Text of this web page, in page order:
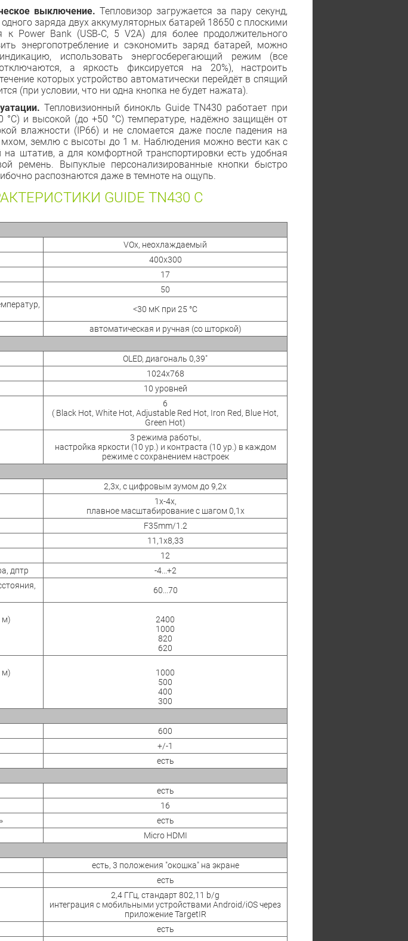
выключение. Тепловизор загружается за пару секунд,
заряда двух аккумуляторных батарей 18650 с плоскими
к Power Bank (USB-C, 5 V2A) для более продолжительного
энергопотребление и сэкономить заряд батарей, можно
использовать энергосберегающий режим (все
а яркость фиксируется на 20%), настроить
которых устройство автоматически перейдёт в спящий
(при условии, что ни одна кнопка не будет нажата).
Тепловизионный бинокль Guide TN430 работает при
°C) и высокой (до +50 °C) температуре, надёжно защищён от
влажности (IP66) и не сломается даже после падения на
землю с высоты до 1 м. Наблюдения можно вести как с
на штатив, а для комфортной транспортировки есть удобная
ремень. Выпуклые персонализированные кнопки быстро
распознаются даже в темноте на ощупь.
GUIDE TN430 С
VOx, неохлаждаемый
400x300
17
50
<30 мК при 25 °C
автоматическая и ручная (со шторкой)
OLED, диагональ 0,39"
1024x768
10 уровней
6
( Black Hot, White Hot, Adjustable Red Hot, Iron Red, Blue Hot,
Green Hot)
3 режима работы,
настройка яркости (10 ур.) и контраста (10 ур.) в каждом
режиме с сохранением настроек
2,3x, с цифровым зумом до 9,2x
1x-4x,
плавное масштабирование с шагом 0,1x
F35mm/1.2
11,1x8,33
12
дптр
-4...+2
60...70
м)
2400
1000
820
620
м)
1000
500
400
300
600
+/-1
есть
есть
16
есть
Micro HDMI
есть, 3 положения "окошка" на экране
есть
2,4 ГГц, стандарт 802,11 b/g
интеграция с мобильными устройствами Android/iOS через
приложение TargetIR
есть